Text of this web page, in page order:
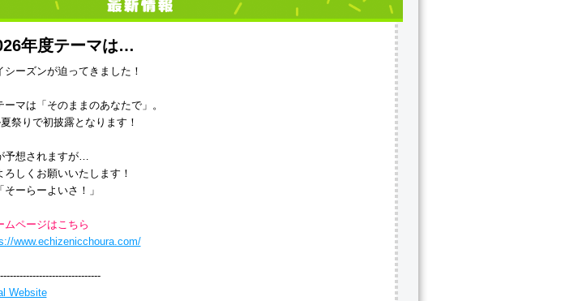
年度テーマは…
ーズンが迫ってきました！
マは「そのままのあなたで」。
祭りで初披露となります！
予想されますが…
しくお願いいたします！
そーらーよいさ！」
ムページはこちら
www.echizenicchoura.com/
Website